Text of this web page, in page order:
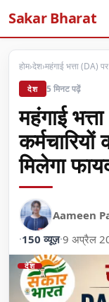
Sakar Bharat
होम›देश›महंगाई भत्ता (DA)
देश 5 मिनट पढ़ें
महंगाई
मिलेगा
Aameen
·150 व्यूज़·9 अप्रैल
देश